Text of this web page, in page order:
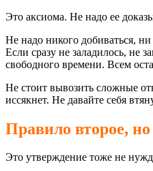
Это аксиома. Не надо ее
Не надо никого добиваться,
Если сразу не заладилось, не
свободного времени. Всем
Не стоит вывозить сложные
иссякнет. Не давайте себя
Правило второе,
Это утверждение тоже не